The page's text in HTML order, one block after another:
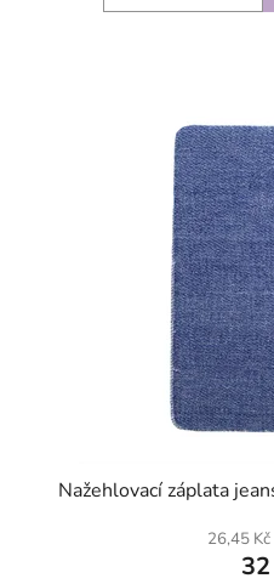
Nažehlovací záplata
26,45